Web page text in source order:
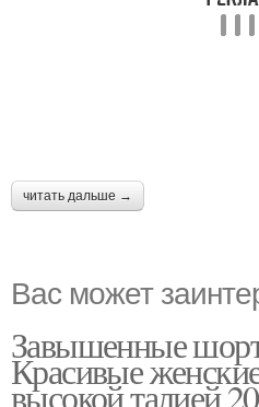
читать дальше →
Вас может
Завышенные
Красивые
высокой талией